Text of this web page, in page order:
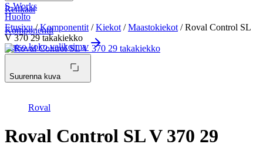
Renkaat
Komponentit
Katso koko valikoima
S-Works
Huolto
Etusivu/Komponentit /Kiekot /Maastokiekot / Roval Control SL
V 370 29 takakiekko
Suurenna kuva
Roval
Roval Control SL V 370 29